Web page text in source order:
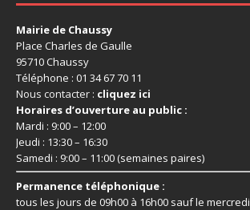
Mairie de Chaussy
Place Charles de Gaulle
95710 Chaussy
Téléphone : 01 34 67 70 11
Nous contacter : cliquez ici
Horaires d’ouverture au public :
Mardi : 9:00 – 12:00
Jeudi : 13:30 – 16:30
Samedi : 9:00 – 11:00 (semaines paires)
Permanence téléphonique :
tous les jours de 09h00 à 16h00 sauf le mercredi